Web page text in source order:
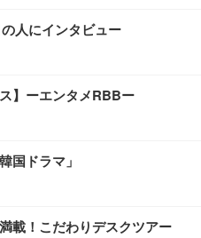
人にインタビュー
】ーエンタメRBBー
国ドラマ」
載！こだわりデスクツアー